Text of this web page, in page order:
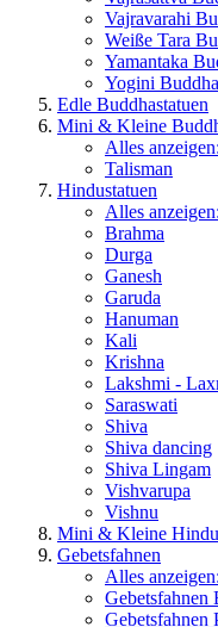
Vajravarahi
Weiße Tara
Yamantaka
Yogini
Edle Buddhastatuen
Mini & Kleine
Alles
Talisman
Hindustatuen
Alles
Brahma
Durga
Ganesh
Garuda
Hanuman
Kali
Krishna
Lakshmi -
Saraswati
Shiva
Shiva dancing
Shiva Lingam
Vishvarupa
Vishnu
Mini & Kleine
Gebetsfahnen
Alles
Gebetsfahnen
Gebetsfahnen